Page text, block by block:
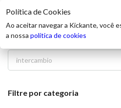
Filtre por categoria
Política de Cookies
Ao aceitar navegar a Kickante, você
a nossa política de cookies